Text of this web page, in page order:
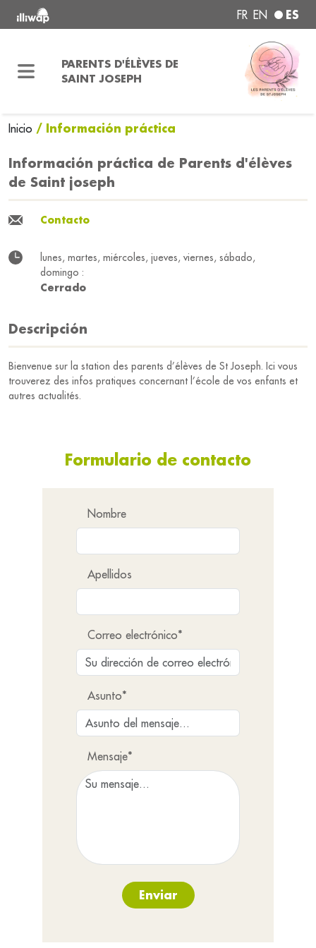
FR EN ES
PARENTS D'ÉLÈVES DE
SAINT JOSEPH
Inicio / Información práctica
Información práctica de Parents d'élèves
de Saint joseph
Contacto
lunes, martes, miércoles, jueves, viernes, sábado,
domingo :
Cerrado
Descripción
Bienvenue sur la station des parents d’élèves de St Joseph. Ici vous
trouverez des infos pratiques concernant l’école de vos enfants et
autres actualités.
Formulario de contacto
Nombre
Apellidos
Correo electrónico*
Asunto*
Mensaje*
Enviar